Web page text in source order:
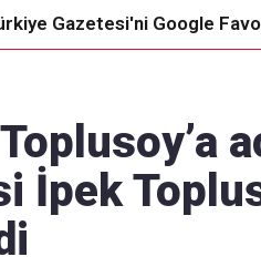
ulaşın
Gazetesi'ni Google
İpek